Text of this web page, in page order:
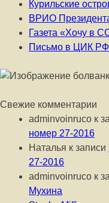
Курильские
ВРИО
Газета «Хочу в
Письмо в ЦИК РФ
Свежие комментарии
adminvoinruco к
номер 27-2016
Наталья к записи
27-2016
adminvoinruco к
Мухина